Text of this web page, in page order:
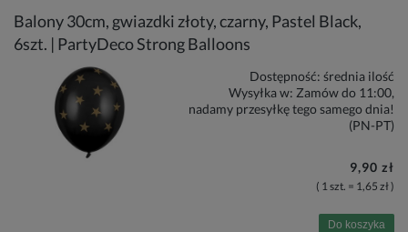
Balony 30cm, gwiazdki złoty, czarny, Pastel Black,
6szt. | PartyDeco Strong Balloons
Dostępność: średnia ilość
Wysyłka w: Zamów do 11:00,
nadamy przesyłkę tego samego dnia!
(PN-PT)
9,90 zł
( 1 szt. = 1,65 zł )
Do koszyka